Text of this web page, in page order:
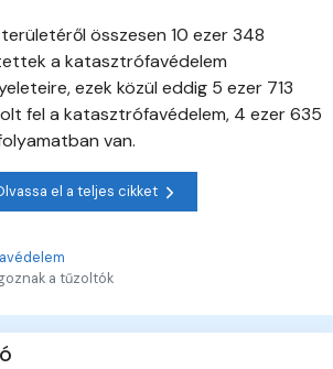
összesen 10 ezer 348
a katasztrófavédelem
ezek közül eddig 5 ezer 713
fel a katasztrófavédelem, 4 ezer 635
van.
el a teljes cikket
a tűzoltók